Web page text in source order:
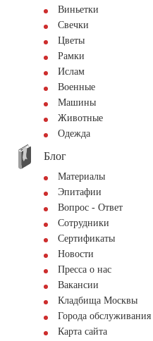
Виньетки
Свечки
Цветы
Рамки
Ислам
Военные
Машины
Животные
Одежда
Блог
Материалы
Эпитафии
Вопрос - Ответ
Сотрудники
Сертификаты
Новости
Пресса о нас
Вакансии
Кладбища Москвы
Города обслуживания
Карта сайта